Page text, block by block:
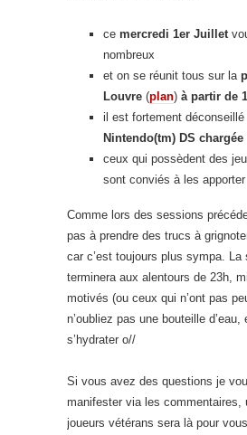
ce mercredi 1er Juillet
nombreux
et on se réunit tous sur la
Louvre (plan) à partir de
il est fortement déconseillé
Nintendo(tm) DS
ceux qui possèdent des
sont conviés à les apporter
Comme lors des sessions
pas à prendre des trucs à
car c’est toujours plus sympa. La
terminera aux alentours de 23h,
motivés (ou ceux qui n’ont pas
n’oubliez pas une bouteille
s’hydrater o//
Si vous avez des questions je
manifester via les commentaires,
joueurs vétérans sera là pour